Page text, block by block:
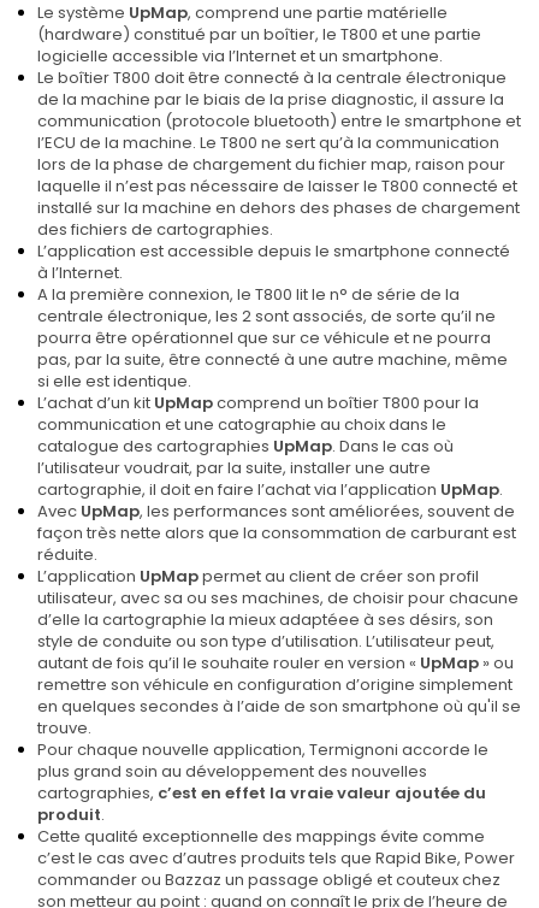
Le système UpMap, comprend une partie matérielle
(hardware) constitué par un boîtier, le T800 et une partie
logicielle accessible via l’Internet et un smartphone.
Le boîtier T800 doit être connecté à la centrale électronique
de la machine par le biais de la prise diagnostic, il assure la
communication (protocole bluetooth) entre le smartphone et
l’ECU de la machine. Le T800 ne sert qu’à la communication
lors de la phase de chargement du fichier map, raison pour
laquelle il n’est pas nécessaire de laisser le T800 connecté et
installé sur la machine en dehors des phases de chargement
des fichiers de cartographies.
L’application est accessible depuis le smartphone connecté
à l’Internet.
A la première connexion, le T800 lit le n° de série de la
centrale électronique, les 2 sont associés, de sorte qu’il ne
pourra être opérationnel que sur ce véhicule et ne pourra
pas, par la suite, être connecté à une autre machine, même
si elle est identique.
L’achat d’un kit UpMapcomprend un boîtier T800 pour la
communication et une catographie au choix dans le
catalogue des cartographies UpMap. Dans le cas où
l’utilisateur voudrait, par la suite, installer une autre
cartographie, il doit en faire l’achat via l’application UpMap.
Avec UpMap, les performances sont améliorées, souvent de
façon très nette alors que la consommation de carburant est
réduite.
L’application UpMappermet au client de créer son profil
utilisateur, avec sa ou ses machines, de choisir pour chacune
d’elle la cartographie la mieux adaptéee à ses désirs, son
style de conduite ou son type d’utilisation. L’utilisateur peut,
autant de fois qu’il le souhaite rouler en version « UpMap » ou
remettre son véhicule en configuration d’origine simplement
en quelques secondes à l’aide de son smartphone où qu'il se
trouve.
Pour chaque nouvelle application, Termignoni accorde le
plus grand soin au développement des nouvelles
cartographies, c’est en effet la vraie valeur ajoutée du
produit.
Cette qualité exceptionnelle des mappings évite comme
c’est le cas avec d’autres produits tels que Rapid Bike, Power
commander ou Bazzaz un passage obligé et couteux chez
son metteur au point : quand on connaît le prix de l’heure de